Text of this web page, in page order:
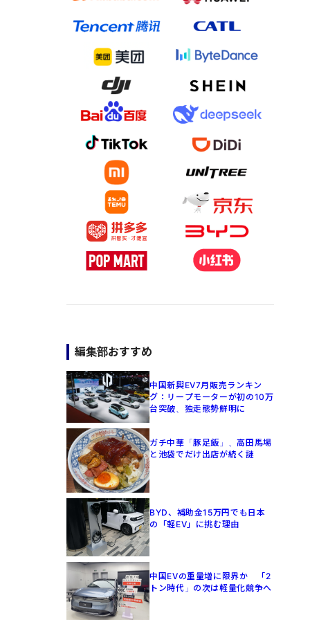
編集部おすすめ
中国新興EV7月販売ランキン
グ：リープモーターが初の10万
台突破、独走態勢鮮明に
ガチ中華「豚足飯」、高田馬場
と池袋でだけ出店が続く謎
BYD、補助金15万円でも日本
の「軽EV」に挑む理由
中国EVの重量増に限界か 「2
トン時代」の次は軽量化競争へ